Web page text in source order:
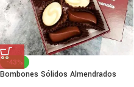
-43%
Bombones Sólidos Almendrados